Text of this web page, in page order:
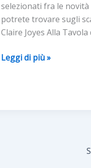
selezionati fra le novità
potrete trovare sugli
Claire Joyes Alla Tavola
In
Leggi di più »